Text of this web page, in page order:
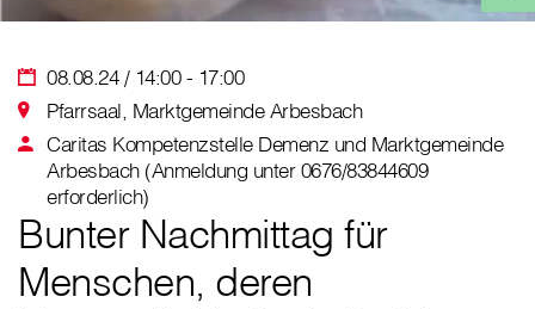
08.08.24 / 14:00 - 17:00
Pfarrsaal, Marktgemeinde Arbesbach
Caritas Kompetenzstelle Demenz und Marktgemeinde
Arbesbach (Anmeldung unter 0676/83844609
erforderlich)
Bunter Nachmittag für
Menschen, deren